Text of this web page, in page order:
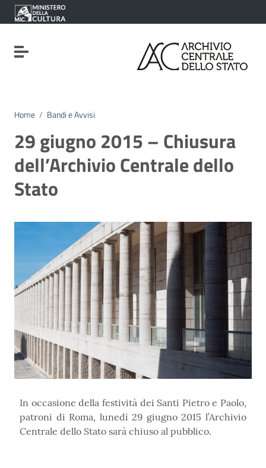
Vai ai contenuti
Vai al menu di navigazione
Vai al footer
Attiva / disattiva la navigazione
Home / Bandi e Avvisi
29 giugno 2015 – Chiusura
dell’Archivio Centrale dello
Stato
In occasione della festività dei Santi Pietro e Paolo,
patroni di Roma, lunedì 29 giugno 2015 l’Archivio
Centrale dello Stato sarà chiuso al pubblico.